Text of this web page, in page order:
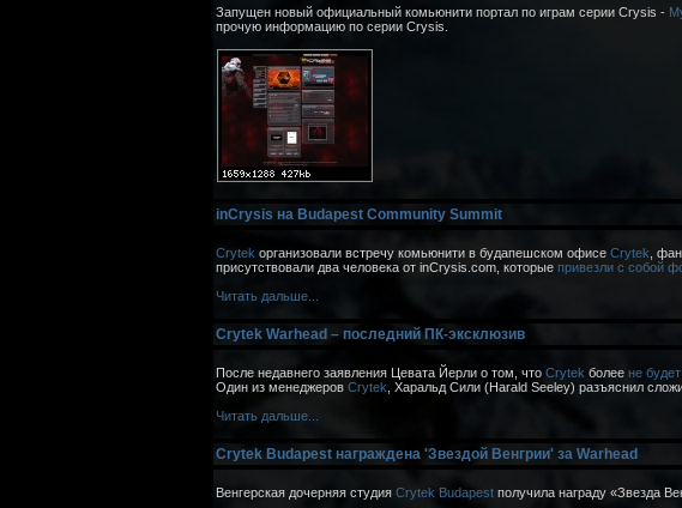
Запущен новый официальный комьюнити портал по играм серии Crysis -
прочую информацию по серии Crysis.
inCrysis на Budapest Community Summit
Crytek организовали встречу комьюнити в будапешском офисе Crytek ,
присутствовали два человека от inCrysis.com, которые привезли с собой
Читать дальше...
Crytek Warhead – последний ПК-эксклюзив
После недавнего заявления Цевата Йерли о том, что Crytek более не
Один из менеджеров Crytek , Харальд Сили (Harald Seeley) разъяснил
Читать дальше...
Crytek Budapest награждена 'Звездой Венгрии' за Warhead
Венгерская дочерняя студия Crytek Budapestполучила награду «Звезда